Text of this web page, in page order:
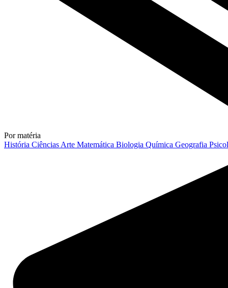
Por matéria
História Ciências Arte Matemática Biologia Química Geografia